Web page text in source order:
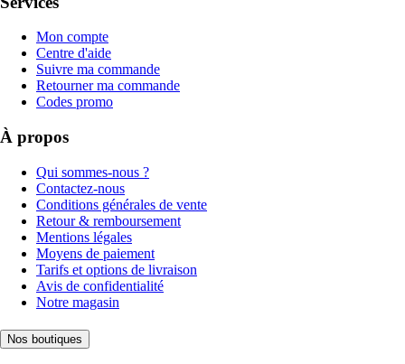
Mon compte
Centre d'aide
Suivre ma commande
Retourner ma commande
Codes promo
À propos
Qui sommes-nous ?
Contactez-nous
Conditions générales de vente
Retour & remboursement
Mentions légales
Moyens de paiement
Tarifs et options de livraison
Avis de confidentialité
Notre magasin
Nos boutiques